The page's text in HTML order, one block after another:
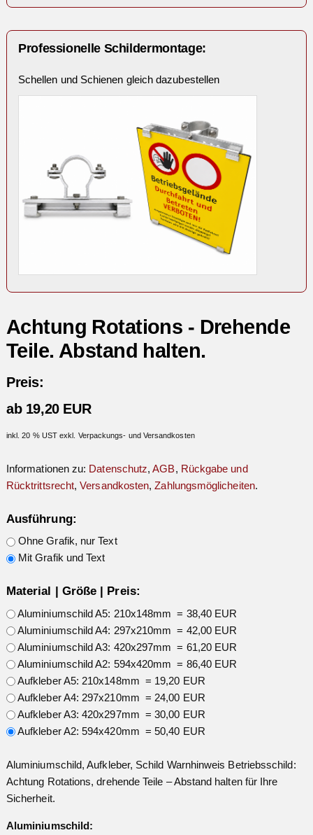
Professionelle Schildermontage:
Schellen und Schienen gleich dazubestellen
Achtung Rotations - Drehende
Teile. Abstand halten.
Preis:
ab 19,20 EUR
inkl. 20 % UST exkl. Verpackungs- und Versandkosten
Informationen zu: Datenschutz,AGB, Rückgabe und
Rücktrittsrecht,Versandkosten,Zahlungsmöglicheiten.
Ausführung:
Ohne Grafik, nur Text
Mit Grafik und Text
Material | Größe | Preis:
Aluminiumschild A5: 210x148mm = 38,40 EUR
Aluminiumschild A4: 297x210mm = 42,00 EUR
Aluminiumschild A3: 420x297mm = 61,20 EUR
Aluminiumschild A2: 594x420mm = 86,40 EUR
Aufkleber A5: 210x148mm = 19,20 EUR
Aufkleber A4: 297x210mm = 24,00 EUR
Aufkleber A3: 420x297mm = 30,00 EUR
Aufkleber A2: 594x420mm = 50,40 EUR
Aluminiumschild, Aufkleber, Schild Warnhinweis Betriebsschild:
Achtung Rotations, drehende Teile – Abstand halten für Ihre
Sicherheit.
Aluminiumschild: